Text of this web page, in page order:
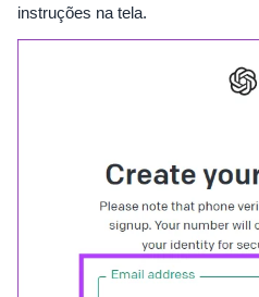
instruções na tela.